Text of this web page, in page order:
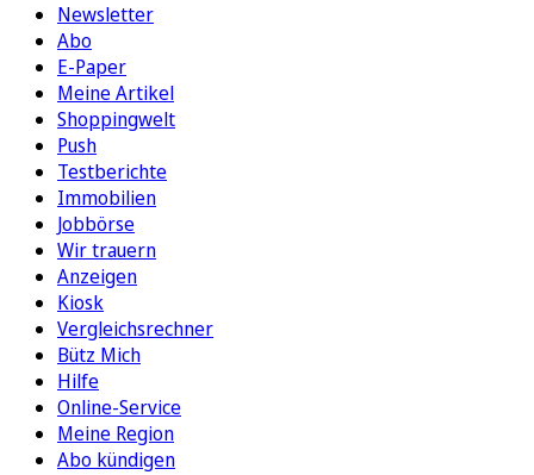
Newsletter
Abo
E-Paper
Meine Artikel
Shoppingwelt
Push
Testberichte
Immobilien
Jobbörse
Wir trauern
Anzeigen
Kiosk
Vergleichsrechner
Bütz Mich
Hilfe
Online-Service
Meine Region
Abo kündigen